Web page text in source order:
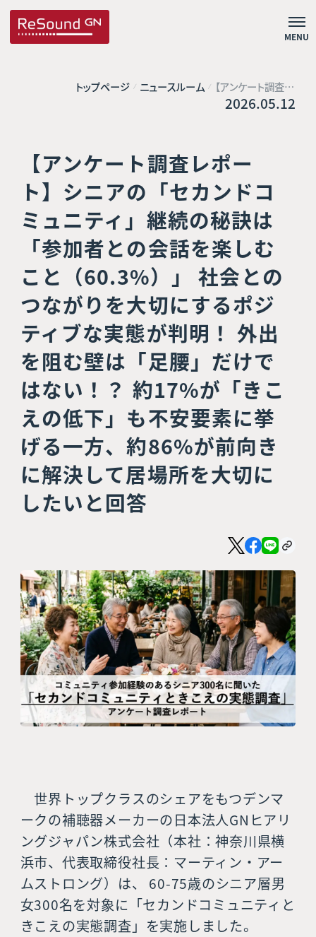
MENU
トップページ ニュースルーム 【アンケート調査レ
ポート】シニアの「セ
カンドコミュニティ」
大切にするポジティ
ブな実態が判明！
外出を阻む壁は「足
腰」だけではな
い！？ 約17%が「き
こえの低下」も不安
要素に挙げる一方、
約86%が前向きに
解決して居場所を
大切にしたいと回答
2026.05.12
【アンケート調査レポー
ト】シニアの「セカンドコ
ミュニティ」継続の秘訣は
「参加者との会話を楽しむ
こと（60.3%）」 社会との
つながりを大切にするポジ
ティブな実態が判明！ 外出
を阻む壁は「足腰」だけで
はない！？ 約17%が「きこ
えの低下」も不安要素に挙
げる一方、約86%が前向き
に解決して居場所を大切に
したいと回答
世界トップクラスのシェアをもつデンマ
ークの補聴器メーカーの日本法人GNヒアリ
ングジャパン株式会社（本社：神奈川県横
浜市、代表取締役社長：マーティン・アー
ムストロング）は、 60-75歳のシニア層男
女300名を対象に「セカンドコミュニティと
きこえの実態調査」を実施しました。